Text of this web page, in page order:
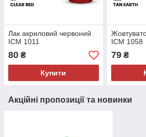
Лак акриловий червоний
ICM 1011
80 ₴
Купити
ICM 1058
79₴
Акційні пропозиції та новинки